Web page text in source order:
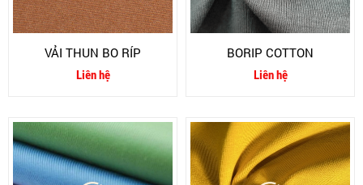
VẢI THUN BO RÍP
Liên hệ
BORIP COTTON
Liên hệ